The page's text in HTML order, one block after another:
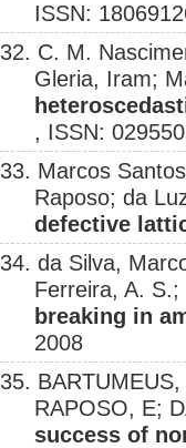
ISSN:
32. C. M.
Gleria, Iram;
, ISSN:
33. Marcos
Raposo; da
defective
34. da Silva,
Ferreira, A.
breaking in
2008
35.
RAPOSO, E;
success of